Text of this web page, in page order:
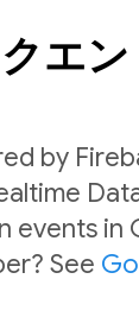
エ
by
events in
See